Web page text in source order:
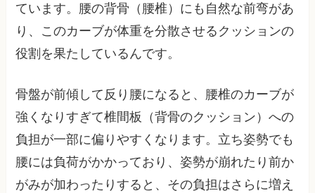
ています。腰の背骨（腰椎）にも自然な前弯があ
り、このカーブが体重を分散させるクッションの
役割を果たしているんです。
骨盤が前傾して反り腰になると、腰椎のカーブが
強くなりすぎて椎間板（背骨のクッション）への
負担が一部に偏りやすくなります。立ち姿勢でも
腰には負荷がかかっており、姿勢が崩れたり前か
がみが加わったりすると、その負担はさらに増え